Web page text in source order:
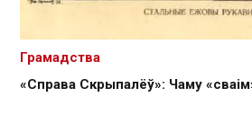
«Справа Скрыпалёў»: Чаму
Грамадства